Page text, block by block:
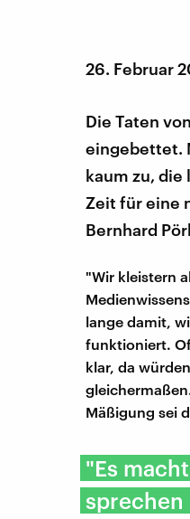
26. Februar
Die Taten
eingebettet.
kaum zu, die
Zeit für eine
Bernhard
"Wir kleistern
lange damit,
funktioniert.
klar, da
Mäßigung sei
"Es
sprechen